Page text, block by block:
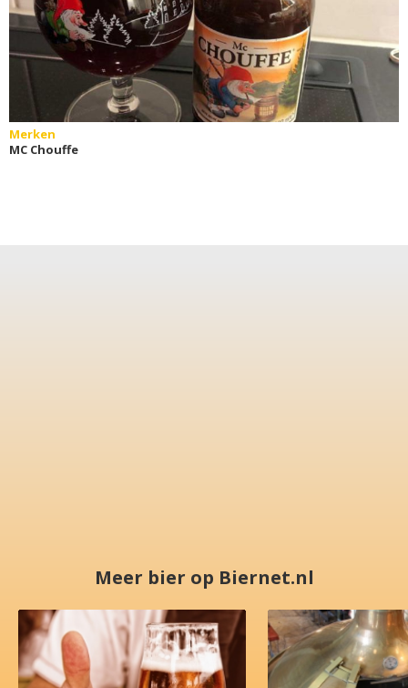
Merken
MC Chouffe
Meer bier op Biernet.nl